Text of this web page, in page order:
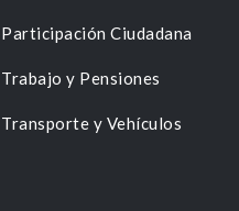
Participación Ciudadana
Trabajo y Pensiones
Transporte y Vehículos